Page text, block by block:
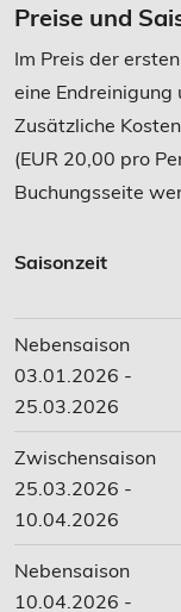
Preise und
Im Preis der
eine Endreinigung
Zusätzliche
(EUR 20,00 pro
Buchungsseite
Saisonzeit
Nebensaison
03.01.2026 -
25.03.2026
Zwischensaison
25.03.2026 -
10.04.2026
Nebensaison
10.04.2026 -